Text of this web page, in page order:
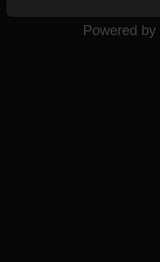
Powered by